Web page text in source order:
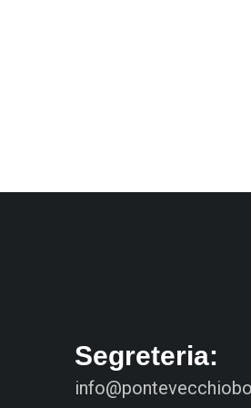
Segreteria: